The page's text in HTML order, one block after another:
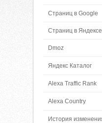
Страниц в Google
Страниц в Яндексе
Dmoz
Яндекс Каталог
Alexa Traffic Rank
Alexa Country
История